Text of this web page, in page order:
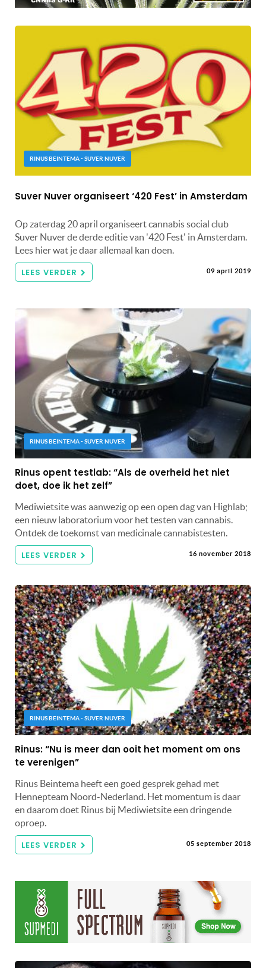
RINUS BEINTEMA - SUVER NUVER
Suver Nuver organiseert ‘420 Fest’ in Amsterdam
Op zaterdag 20 april organiseert cannabis social club
Suver Nuver de derde editie van '420 Fest' in Amsterdam.
Lees hier wat je daar allemaal kan doen.
LEES VERDER 09 april 2019
RINUS BEINTEMA - SUVER NUVER
Rinus opent testlab: “Als de overheid het niet
doet, doe ik het zelf”
Mediwietsite was aanwezig op een open dag van Highlab;
een nieuw laboratorium voor het testen van cannabis.
Ontdek de toekomst van medicinale cannabistesten.
LEES VERDER 16 november 2018
RINUS BEINTEMA - SUVER NUVER
Rinus: “Nu is meer dan ooit het moment om ons
te verenigen”
Rinus Beintema heeft een goed gesprek gehad met
Hennepteam Noord-Nederland. Het momentum is daar
en daarom doet Rinus bij Mediwietsite een dringende
oproep.
LEES VERDER 05 september 2018